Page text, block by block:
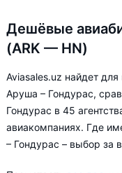
Дешёвые
(ARK — HN)
Aviasales.uz найдет
Аруша – Гондурас,
Гондурас в 45
авиакомпаниях. Где
– Гондурас – выбор за